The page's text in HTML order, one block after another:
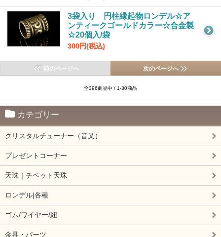
3袋入り 円柱縁起物ロンデル☆ア
ンティークゴールドカラー☆合金製
☆20個入/袋
300円(税込)
前のページへ 次のページへ
全396商品中 / 1-30商品
カテゴリー
クリスタルチューナー（音叉）
プレゼントコーナー
天珠｜チベット天珠
ロンデル|各種
ゴム/ワイヤー/紐
金具・パーツ